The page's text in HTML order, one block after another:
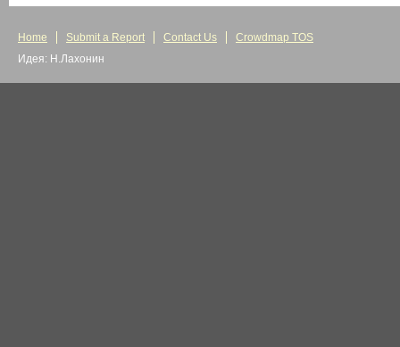
Home Submit a Report Contact Us
Crowdmap TOS
Идея: Н.Лахонин